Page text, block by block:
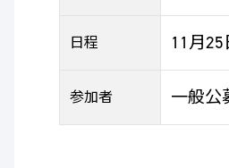
日程 11月25
参加者 一般